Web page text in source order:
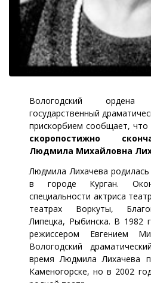
Вологодский
государственный
прискорбием сообщает, что
скоропостижно
Людмила Михайловна
Людмила Лихачева
в городе Курган.
специальности актриса
театрах Воркуты,
Липецка, Рыбинска. В 1982
режиссером Евгением
Вологодский
время Людмила Лихачева
Каменогорске, но в 2002